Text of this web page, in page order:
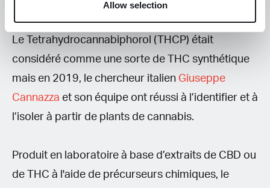
Allow selection
Le Tetrahydrocannabiphorol (THCP) était
considéré comme une sorte de THC synthétique
mais en 2019, le chercheur italien Giuseppe
Cannazza et son équipe ont réussi à l’identifier et à
l’isoler à partir de plants de cannabis.
Produit en laboratoire à base d’extraits de CBD ou
de THC à l'aide de précurseurs chimiques, le